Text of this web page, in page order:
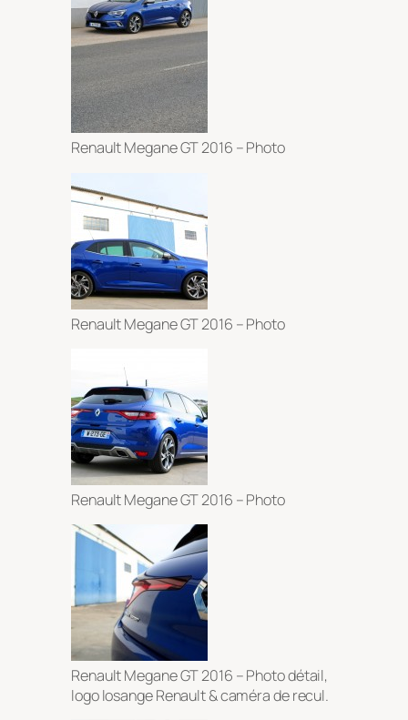
Renault Megane GT 2016 – Photo
Renault Megane GT 2016 – Photo
Renault Megane GT 2016 – Photo
Renault Megane GT 2016 – Photo détail,
logo losange Renault & caméra de recul.